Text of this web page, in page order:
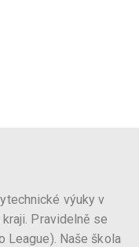
výuky v
Pravidelně se
League). Naše škola